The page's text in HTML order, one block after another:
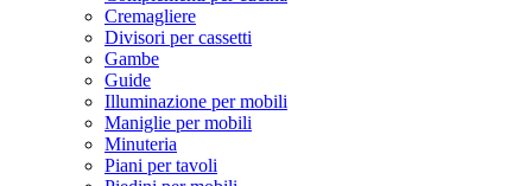
Cremagliere
Divisori per cassetti
Gambe
Guide
Illuminazione per mobili
Maniglie per mobili
Minuteria
Piani per tavoli